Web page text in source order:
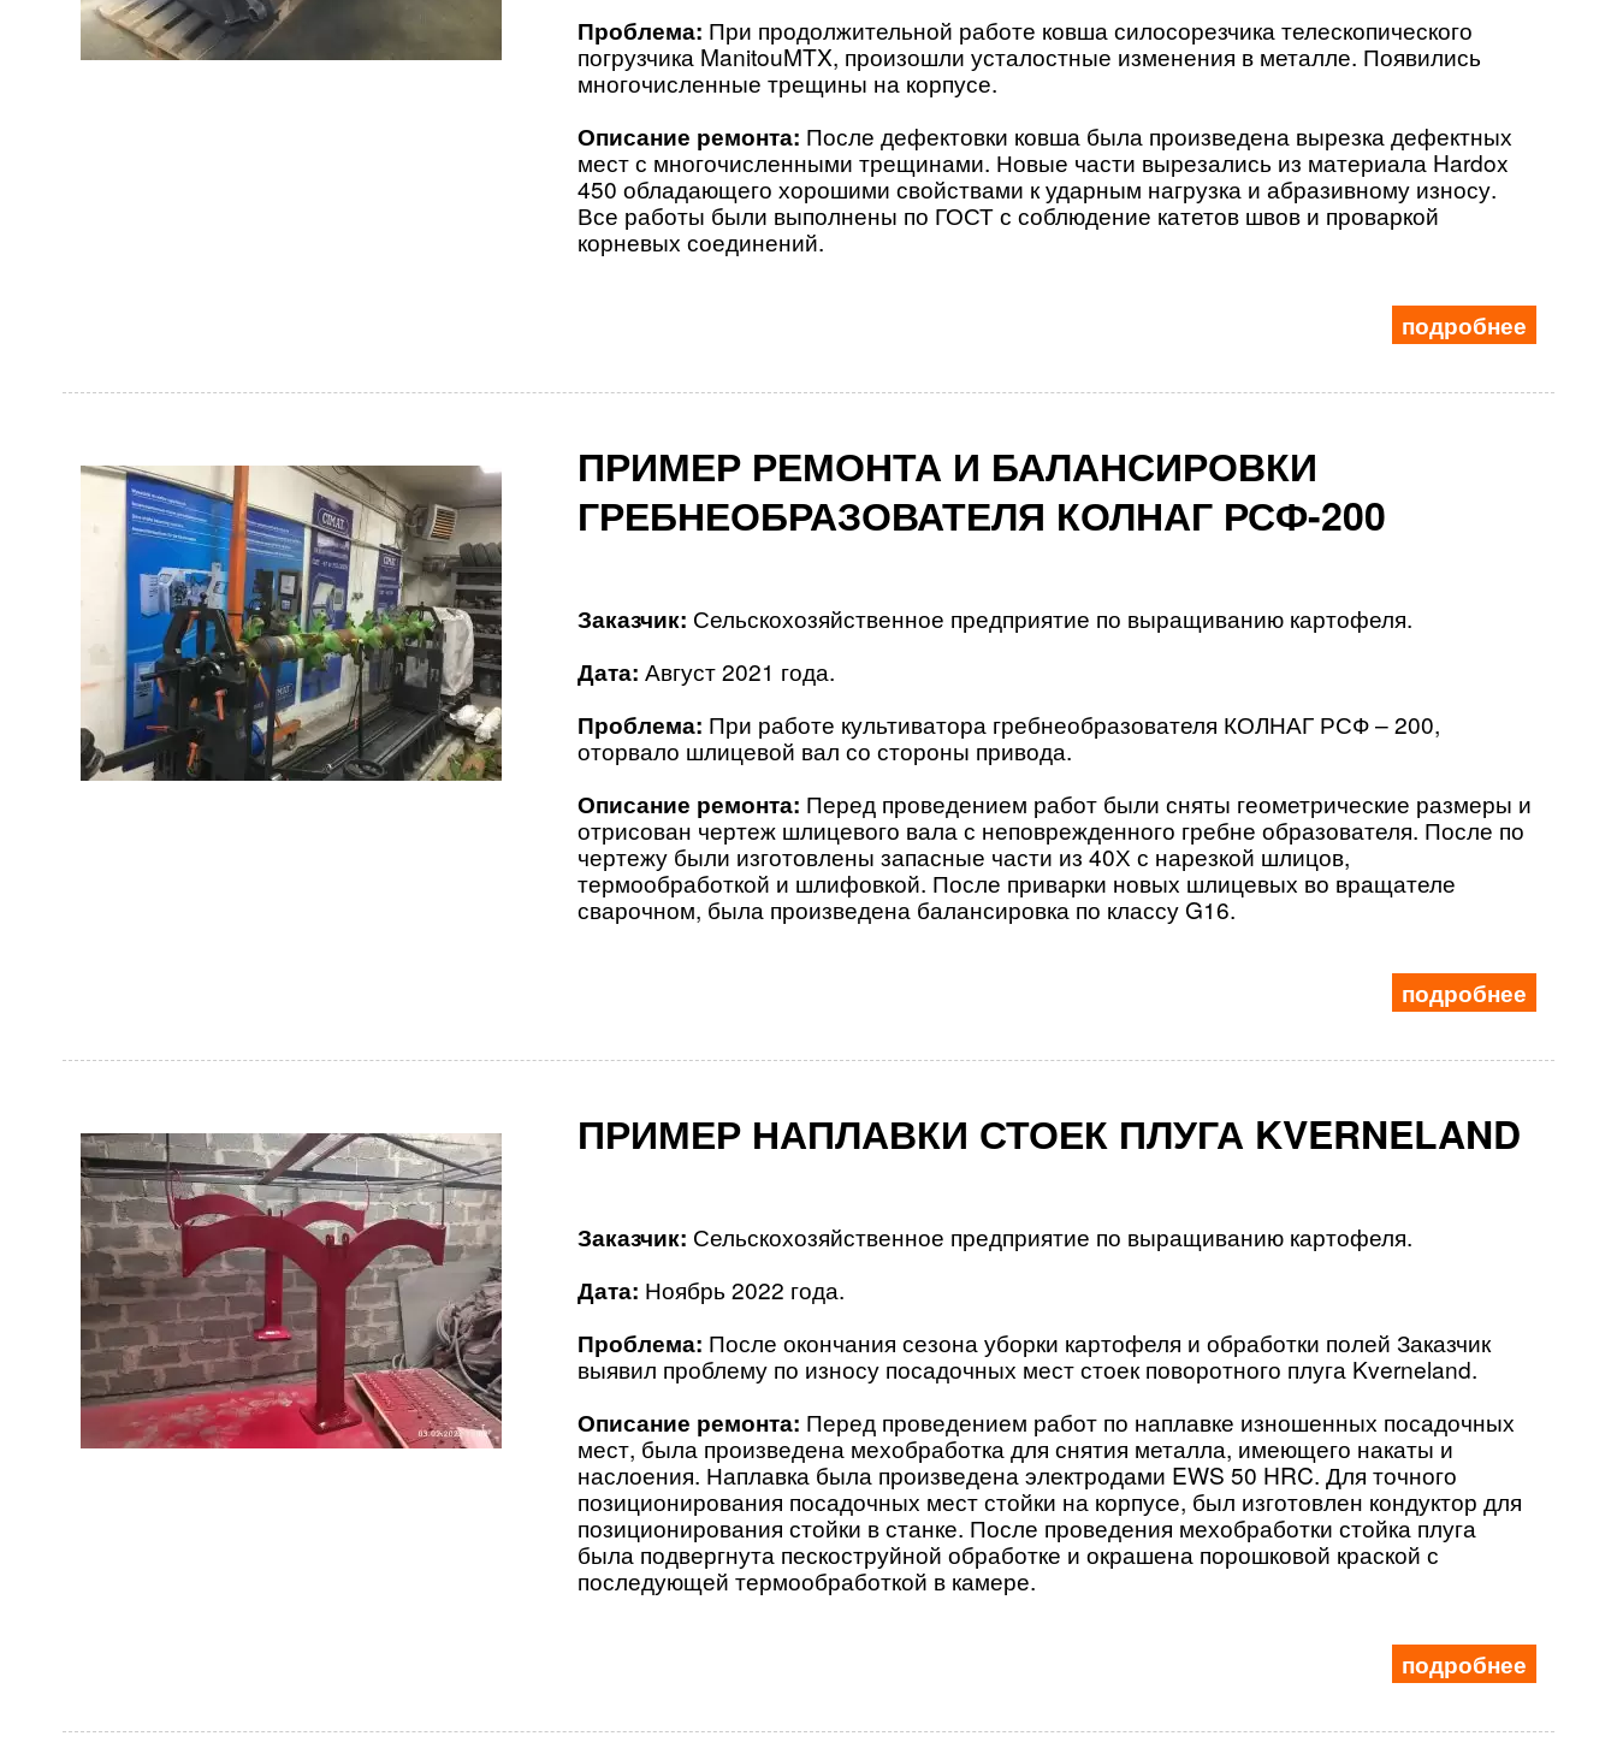
Проблема: При продолжительной работе ковша силосорезчика телескопического
погрузчика ManitouMTX, произошли усталостные изменения в металле. Появились
многочисленные трещины на корпусе.
Описание ремонта: После дефектовки ковша была произведена вырезкадефектных
мест с многочисленными трещинами. Новые части вырезались из материалаHardox
450 обладающего хорошимисвойствами к ударным нагрузка и абразивному износу.
Все работы были выполнены по ГОСТ с соблюдение катетов швов и проваркой
корневых соединений.
подробнее
ПРИМЕР РЕМОНТА И БАЛАНСИРОВКИ
ГРЕБНЕОБРАЗОВАТЕЛЯ КОЛНАГ РСФ-200
Заказчик: Сельскохозяйственное предприятие по выращиванию картофеля.
Дата: Август 2021 года.
Проблема: При работе культиватора гребнеобразователя КОЛНАГ РСФ – 200,
оторвало шлицевой вал со стороны привода.
Описание ремонта: Перед проведением работ были сняты геометрические размеры и
отрисован чертеж шлицевого вала с неповрежденного гребнеобразователя.После по
чертежу были изготовлены запасные части из 40Х с нарезкой шлицов,
термообработкой и шлифовкой. После приварки новых шлицевых во вращателе
сварочном, была произведена балансировка по классу G16.
подробнее
ПРИМЕР НАПЛАВКИ СТОЕК ПЛУГА KVERNELAND
Заказчик: Сельскохозяйственное предприятие по выращиванию картофеля.
Дата: Ноябрь 2022 года.
Проблема: После окончания сезона уборки картофеля и обработки полейЗаказчик
выявил проблему по износу посадочных мест стоек поворотного плуга Kverneland.
Описание ремонта: Перед проведением работ по наплавке изношенных посадочных
мест, была произведена мехобработка для снятия металла, имеющего накаты и
наслоения. Наплавка была произведена электродами EWS 50 HRC.Для точного
позиционирования посадочных мест стойки на корпусе, был изготовлен кондуктор для
позиционирования стойки в станке. После проведения мехобработки стойка плуга
была подвергнута пескоструйнойобработке и окрашена порошковой краской с
последующей термообработкой в камере.
подробнее